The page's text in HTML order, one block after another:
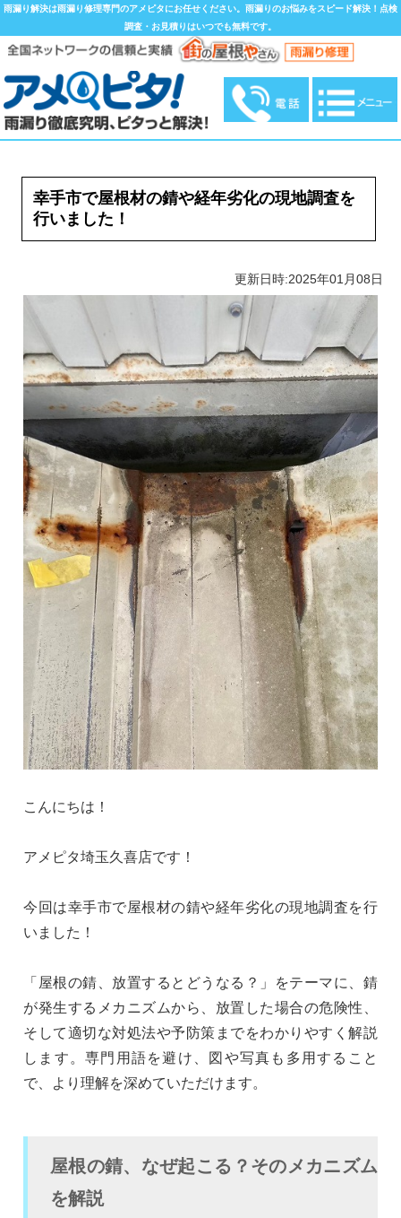
雨漏り解決は雨漏り修理専門のアメピタにお任せください。雨漏りのお悩みをスピード解決！点検
調査・お見積りはいつでも無料です。
幸手市で屋根材の錆や経年劣化の現地調査を
行いました！
更新日時:2025年01月08日
こんにちは！
アメピタ埼玉久喜店です！
今回は幸手市で屋根材の錆や経年劣化の現地調査を行
いました！
「屋根の錆、放置するとどうなる？」をテーマに、錆
が発生するメカニズムから、放置した場合の危険性、
そして適切な対処法や予防策までをわかりやすく解説
します。専門用語を避け、図や写真も多用すること
で、より理解を深めていただけます。
屋根の錆、なぜ起こる？そのメカニズム
を解説